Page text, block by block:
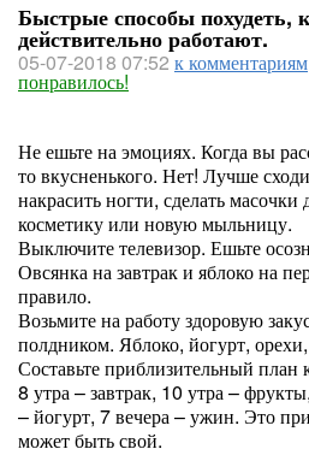
Быстрые способы похудеть,
действительно работают.
05-07-2018 07:52 к комментариям
понравилось!
Не ешьте на эмоциях. Когда вы
то вкусненького. Нет! Лучше
накрасить ногти, сделать масочки
косметику или новую мыльницу.
Выключите телевизор. Ешьте
Овсянка на завтрак и яблоко на
правило.
Возьмите на работу здоровую
полдником. Яблоко, йогурт,
Составьте приблизительный план
8 утра – завтрак, 10 утра –
– йогурт, 7 вечера – ужин. Это
может быть свой.